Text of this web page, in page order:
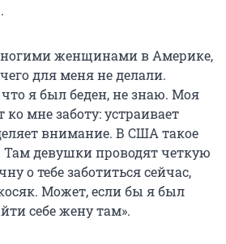
женщинами в Америке,
для меня не делали.
я был беден, не знаю. Моя
мне заботу: устраивает
внимание. В США такое
Там девушки проводят четкую
о тебе заботиться сейчас,
Может, если бы я был
себе жену там».